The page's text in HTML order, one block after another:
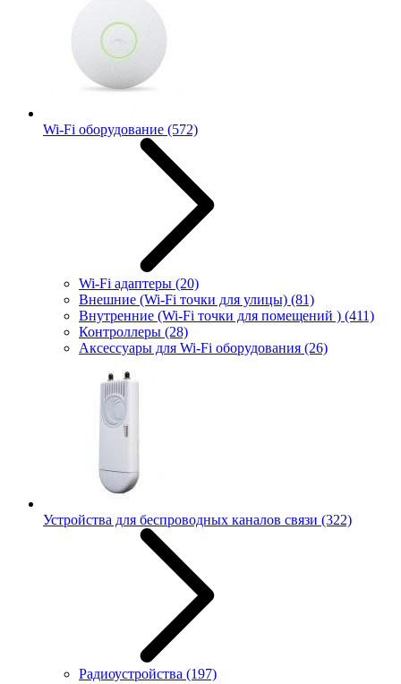
Wi-Fi оборудование (572)
Wi-Fi адаптеры (20)
Внешние (Wi-Fi точки для улицы) (81)
Внутренние (Wi-Fi точки для помещений ) (411)
Контроллеры (28)
Аксессуары для Wi-Fi оборудования (26)
Устройства для беспроводных каналов связи (322)
Радиоустройства (197)